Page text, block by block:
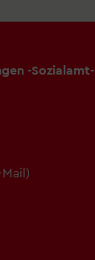
-Sozialamt-
Mail)